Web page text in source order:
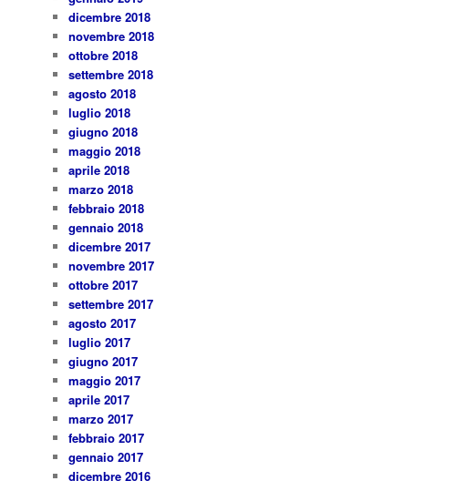
dicembre 2018
novembre 2018
ottobre 2018
settembre 2018
agosto 2018
luglio 2018
giugno 2018
maggio 2018
aprile 2018
marzo 2018
febbraio 2018
gennaio 2018
dicembre 2017
novembre 2017
ottobre 2017
settembre 2017
agosto 2017
luglio 2017
giugno 2017
maggio 2017
aprile 2017
marzo 2017
febbraio 2017
gennaio 2017
dicembre 2016